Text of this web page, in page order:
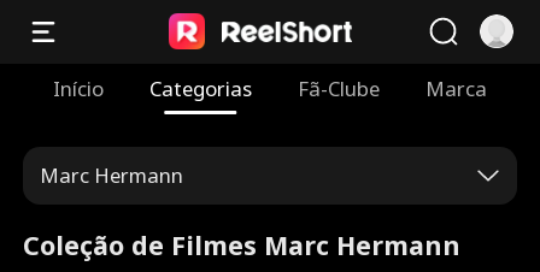
Início Categorias Fã-Clube Marca
Marc Hermann
Coleção de Filmes Marc Hermann